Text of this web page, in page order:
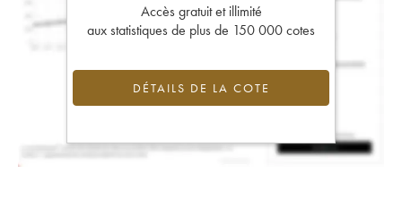
Accès gratuit et illimité
aux statistiques de plus de 150 000 cotes
DÉTAILS DE LA COTE